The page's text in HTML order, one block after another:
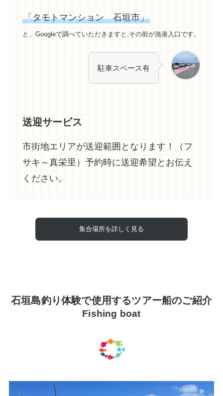
「タモトマンション 石垣市」
と、Googleで調べていただきますと,その前が漁港入口です。
駐車スペース有
送迎サービス
市街地エリアが送迎範囲となります！（フ
サキ～真栄里）予約時に送迎希望とお伝え
ください。
集合場所を詳しく見る
石垣島釣り体験で使用するツアー船のご紹介
Fishing boat